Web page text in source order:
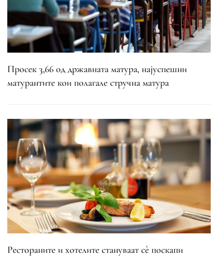
Просек 3,66 од државната матура, најуспешни
матурантите кои полагале стручна матура
Рестораните и хотелите стануваат сè поскапи